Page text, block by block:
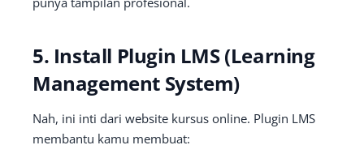
5. Install Plugin LMS (Learning
Management System)
Nah, ini inti dari website kursus online. Plugin LMS
membantu kamu membuat: